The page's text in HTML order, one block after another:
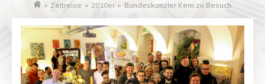
» Zeitreise » 2010er » Bundeskanzler Kern zu Besuch